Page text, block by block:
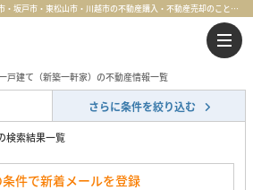
新築一戸建て（新築一軒家）｜鶴ヶ島市・坂戸市・東松山市・川越市の不動産購入・不動産売却のことならセンチュリー21明和ハウス
戸建て（新築一軒家）の不動産情報一覧
さらに条件を絞り込む
検索結果一覧
件で新着メールを登録